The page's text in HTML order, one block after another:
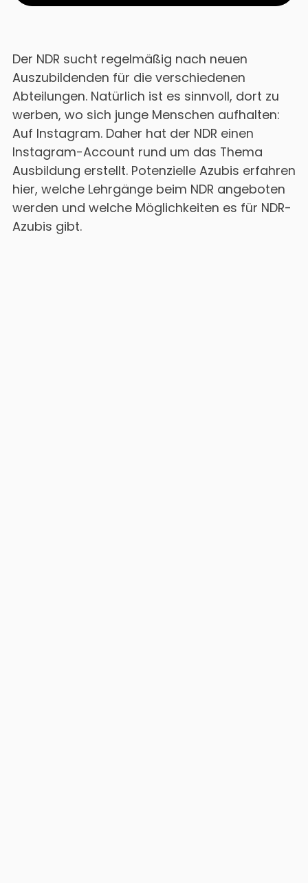
Der NDR sucht regelmäßig nach neuen
Auszubildenden für die verschiedenen
Abteilungen. Natürlich ist es sinnvoll, dort zu
werben, wo sich junge Menschen aufhalten:
Auf Instagram. Daher hat der NDR einen
Instagram-Account rund um das Thema
Ausbildung erstellt. Potenzielle Azubis erfahren
hier, welche Lehrgänge beim NDR angeboten
werden und welche Möglichkeiten es für NDR-
Azubis gibt.